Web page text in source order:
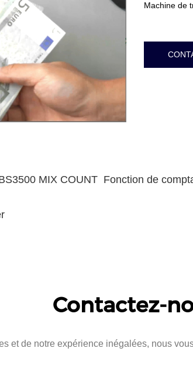
Machine de
MIX COUNT Fonction de
Contactez-
et de notre expérience inégalées, nous